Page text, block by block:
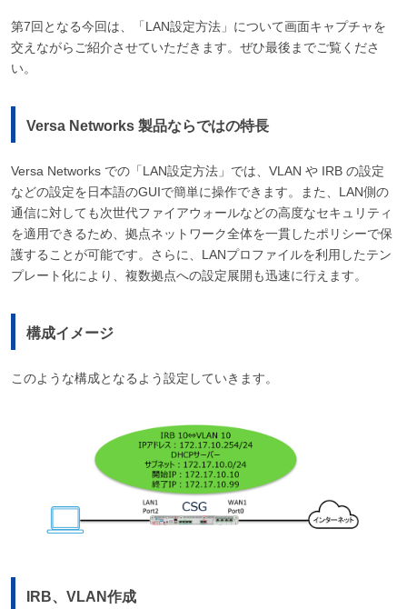
第7回となる今回は、「LAN設定方法」について画面キャプチャを
交えながらご紹介させていただきます。ぜひ最後までご覧くださ
い。
Versa Networks 製品ならではの特長
Versa Networks での「LAN設定方法」では、VLAN や IRB の設定
などの設定を日本語のGUIで簡単に操作できます。また、LAN側の
通信に対しても次世代ファイアウォールなどの高度なセキュリティ
を適用できるため、拠点ネットワーク全体を一貫したポリシーで保
護することが可能です。さらに、LANプロファイルを利用したテン
プレート化により、複数拠点への設定展開も迅速に行えます。
構成イメージ
このような構成となるよう設定していきます。
IRB、VLAN作成